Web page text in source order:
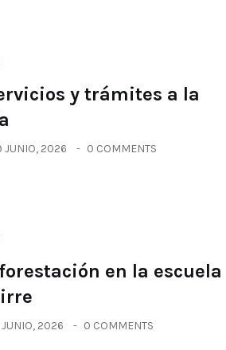
y trámites a la
JUNIO, 2026 0 COMMENTS
en la escuela
JUNIO, 2026 0 COMMENTS